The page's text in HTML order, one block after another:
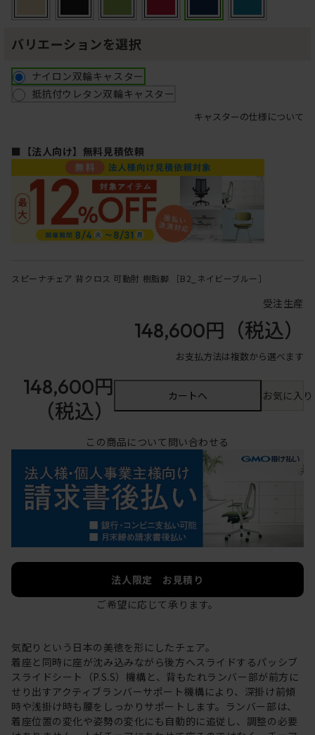
バリエーションを選択
ナイロン双輪キャスター
抵抗付ウレタン双輪キャスター
キャスターの仕様について
■【法人向け】無料見積依頼
スピーナチェア 背クロス 可動肘 樹脂脚 ［B2_ネイビーブルー］
受注生産
148,600円 （税込）
お支払方法は複数から選べます
148,600円
（税込）
カートへ お気に入
この商品について問い合わせる
法人限定 お見積り
ご希望に応じて承ります。
気配りという日本の美徳を形にしたチェア。
着座と同時に座が沈み込みながら後方へスライドするパッシブ
スライドシート（P.S.S）機構と、背もたれランバー部が前方に
せり出すアクティブランバーサポート機構により、深掛け前傾
時や浅掛け時も腰をしっかりサポートします。ランバー部は、
着座位置の変化や姿勢の変化にも自動的に追従し、調整の必要